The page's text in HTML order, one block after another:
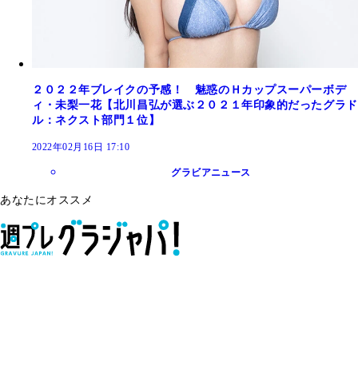
２０２２年ブレイクの予感！ 魅惑のＨカップスーパーボデ
ィ・未梨一花【北川昌弘が選ぶ２０２１年印象的だったグラド
ル：ネクスト部門１位】
2022年02月16日 17:10
グラビアニュース
あなたにオススメ